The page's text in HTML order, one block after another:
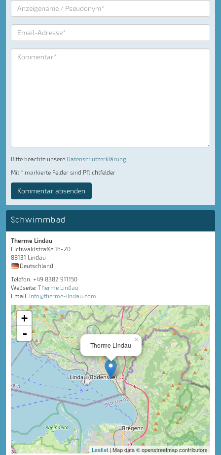
Bitte beachte unsere Datenschutzerklärung
Mit * markierte Felder sind Pflichtfelder
Kommentar absenden
Schwimmbad
Therme Lindau
Eichwaldstraße 16-20
88131 Lindau
Deutschland
Telefon: +49 8382 911150
Webseite: Therme Lindau
Email: info@therme-lindau.com
×
Therme Lindau
+
-
Leaflet| Map data © openstreetmap contributors